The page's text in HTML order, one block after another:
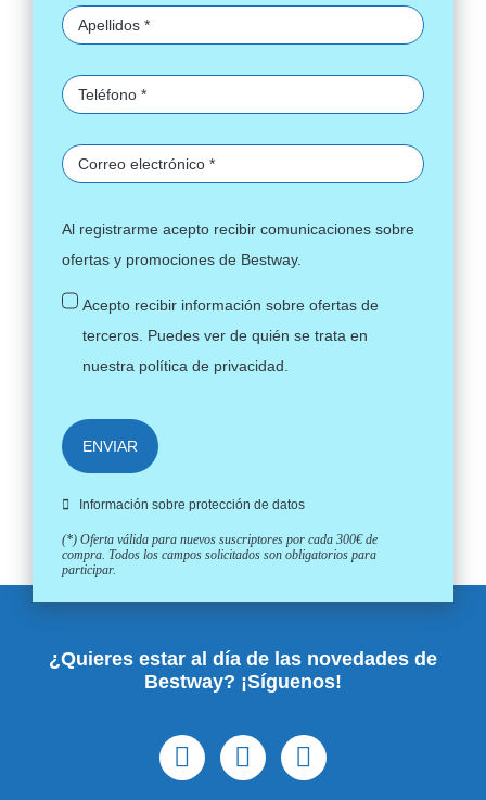
Al registrarme acepto recibir comunicaciones sobre
ofertas y promociones de Bestway.
Acepto recibir información sobre ofertas de
terceros. Puedes ver de quién se trata en
nuestra política de privacidad
ENVIAR
Información sobre protección de datos
(*) Oferta válida para nuevos suscriptores por cada 300€ de
compra. Todos los campos solicitados son obligatorios para
participar.
¿Quieres estar al día de las novedades de
Bestway? ¡Síguenos!